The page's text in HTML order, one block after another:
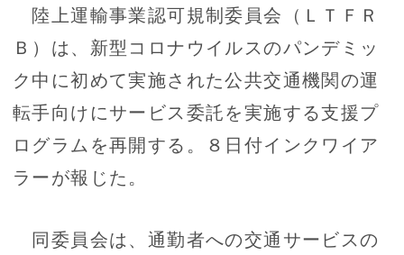
陸上運輸事業認可規制委員会（ＬＴＦＲ
Ｂ）は、新型コロナウイルスのパンデミッ
ク中に初めて実施された公共交通機関の運
転手向けにサービス委託を実施する支援プ
ログラムを再開する。８日付インクワイア
ラーが報じた。
同委員会は、通勤者への交通サービスの